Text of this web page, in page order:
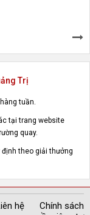
Trị
tuần.
tại trang website
quay.
theo giải thưởng
hệ
Chính sách